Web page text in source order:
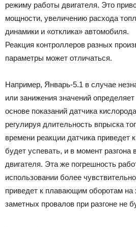
режиму работы двигателя. Это
мощности, увеличению расхода
динамики и «отклика» автомобиля.
Реакция контроллеров разных
параметры может отличаться.
Например, Январь-5.1 в случае
или занижения значений
основе показаний датчика
регулируя длительность впрыска
времени реакции датчика приведет
будет успевать, и в момент
двигателя. Эта же погрешность
использовании более
приведет к плавающим оборотам на
заметных провалов при разгоне не